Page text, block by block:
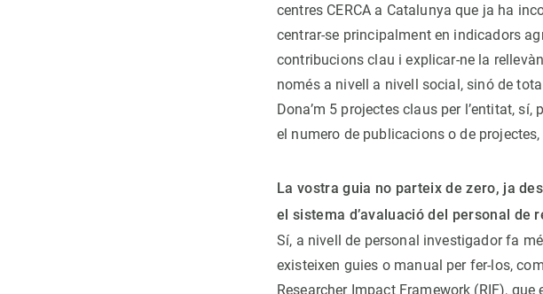
centres CERCA a Catalunya que ja ha
centrar-se principalment en indicadors
contribucions clau i explicar-ne la
només a nivell a nivell social, sinó de
Dona’m 5 projectes claus per l’entitat,
el numero de publicacions o de
La vostra guia no parteix de zero, ja
el sistema d’avaluació del personal de
Sí, a nivell de personal investigador fa
existeixen guies o manual per fer-los,
Researcher Impact Framework (RIF),